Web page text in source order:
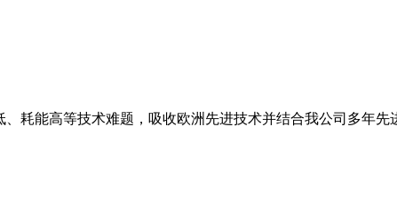
耗能高等技术难题，吸收欧洲先进技术并结合我公司多年